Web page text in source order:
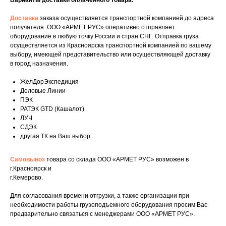
Доставка заказа осуществляется транспортной компанией до адреса
получателя. ООО «АРМЕТ РУС» оперативно отправляет
оборудование в любую точку России и стран СНГ. Отправка груза
осуществляется из Красноярска транспортной компанией по вашему
выбору, имеющей представительство или осуществляющей доставку
в город назначения.
ЖелДорЭкспедиция
Деловые Линии
ПЭК
РАТЭК GTD (Кашалот)
ЛУЧ
СДЭК
другая ТК на Ваш выбор
Самовывоз товара со склада ООО «АРМЕТ РУС» возможен в
г.Красноярск и
г.Кемерово.
Для согласования времени отгрузки, а также организации при
необходимости работы грузоподъемного оборудования просим Вас
предварительно связаться с менеджерами ООО «АРМЕТ РУС».
Мы свяжемся с вами сегодня в рабочее
время.